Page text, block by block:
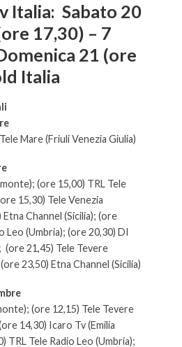
Italia: Sabato 20
17,30) – 7
21 (ore
Italia
Mare (Friuli Venezia Giulia)
(ore 15,00) TRL Tele
15,30) Tele Venezia
Channel (Sicilia); (ore
Leo (Umbria); (ore 20,30) DI
(ore 21,45) Tele Tevere
23,50) Etna Channel (Sicilia)
(ore 12,15) Tele Tevere
14,30) Icaro Tv (Emilia
TRL Tele Radio Leo (Umbria);